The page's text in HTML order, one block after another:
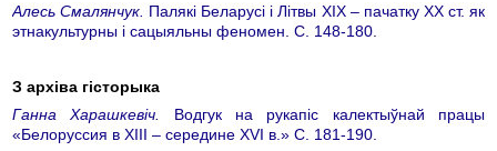
Алесь Cмалянчук. Палякі Беларусі і Літвы XIХ – пачатку ХХ ст. як
этнакультурны і сацыяльны феномен. С. 148-180.
З архіва гісторыка
Ганна Харашкевіч.
Водгук на рукапіс калектыўнай працы
«Белоруссия в ХIII – середине XVI в.» С. 181-190.